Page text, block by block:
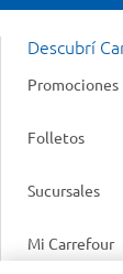
Descubrí
Promociones
Folletos
Sucursales
Mi Carrefour